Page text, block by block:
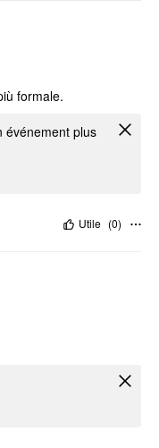
formale.
événement plus
Utile (0)